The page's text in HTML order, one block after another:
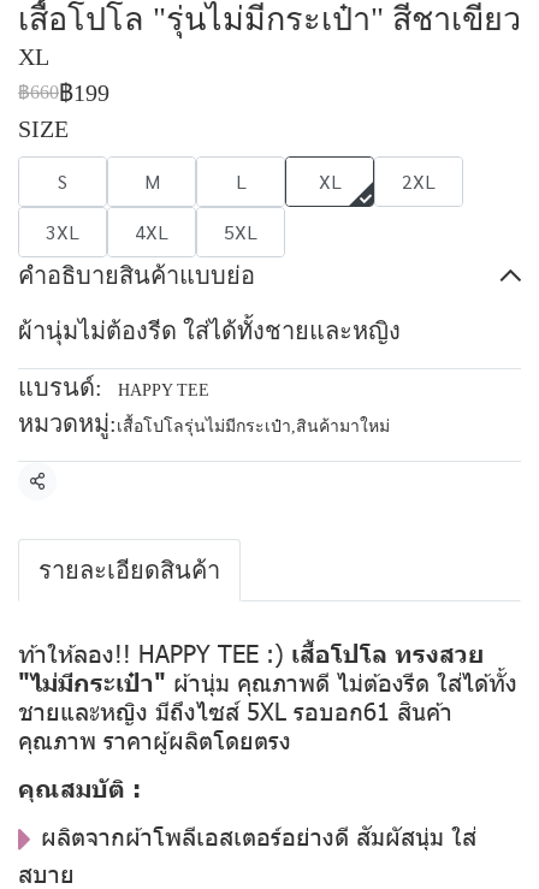
เสื้อโปโล "รุ่นไม่มีกระเป๋า" สีชาเขียว
XL
฿660฿199
SIZE
S M L XL
2XL
3XL
4XL 5XL
คำอธิบายสินค้าแบบย่อ
ผ้านุ่มไม่ต้องรีด ใส่ได้ทั้งชายและหญิง
แบรนด์: HAPPY TEE
หมวดหมู่: เสื้อโปโลรุ่นไม่มีกระเป๋า,สินค้ามาใหม่
แชร์
รายละเอียดสินค้า
ท้าให้ลอง!! HAPPY TEE :) เสื้อโปโล ทรงสวย
"ไม่มีกระเป๋า" ผ้านุ่ม คุณภาพดี ไม่ต้องรีด ใส่ได้ทั้ง
ชายและหญิง มีถึงไซส์ 5XL รอบอก61 สินค้า
คุณภาพ ราคาผู้ผลิตโดยตรง
คุณสมบัติ :
ผลิตจากผ้าโพลีเอสเตอร์อย่างดี สัมผัสนุ่ม ใส่
สบาย